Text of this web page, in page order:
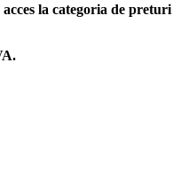
la categoria de